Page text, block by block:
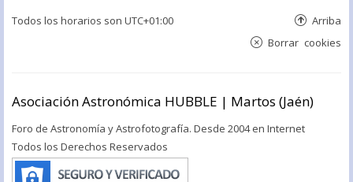
Todos los horarios son UTC+01:00 Arriba
Borrar cookies
Asociación Astronómica HUBBLE | Martos (Jaén)
Foro de Astronomía y Astrofotografía. Desde 2004 en Internet
Todos los Derechos Reservados